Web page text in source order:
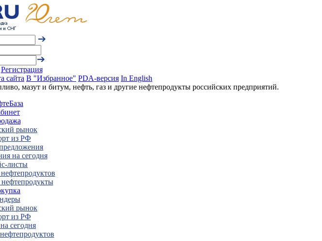
Регистрация
сайта В "Избранное" PDA-версия In English
мазут и битум, нефть, газ и другие нефтепродукты российских предприятий.
рынок
из РФ
на сегодня
листы
рынок
из РФ
сегодня